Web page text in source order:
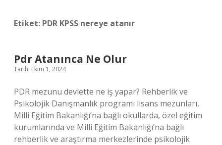
Etiket: PDR KPSS nereye atanır
Pdr Atanınca Ne Olur
Tarih: Ekim 1, 2024
PDR mezunu devlette ne iş yapar? Rehberlik ve
Psikolojik Danışmanlık programı lisans mezunları,
Milli Eğitim Bakanlığı’na bağlı okullarda, özel eğitim
kurumlarında ve Milli Eğitim Bakanlığı’na bağlı
rehberlik ve araştırma merkezlerinde psikolojik